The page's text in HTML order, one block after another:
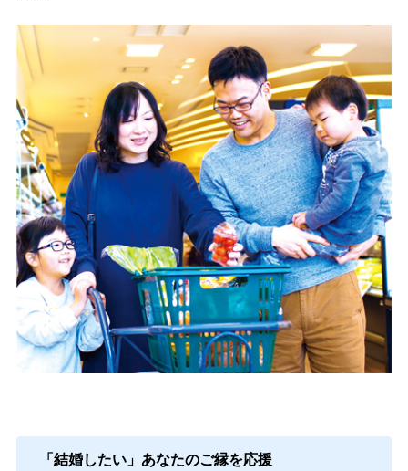
「結婚したい」あなたのご縁を応援